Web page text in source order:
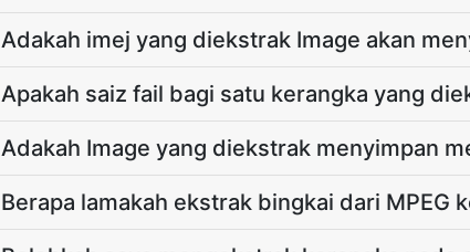
Adakah imej yang diekstrak Image akan
Apakah saiz fail bagi satu kerangka yang
Adakah Image yang diekstrak menyimpan
Berapa lamakah ekstrak bingkai dari MPEG